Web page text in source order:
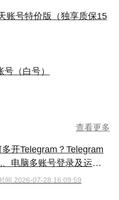
账号特价版（独享质保15
（白号）
查看更多
开Telegram？Telegram
电脑多账号登录及运营
间 2026-07-28 16:09:59